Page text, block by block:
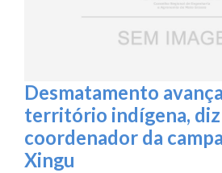
Desmatamento
território indígena,
coordenador da
Xingu